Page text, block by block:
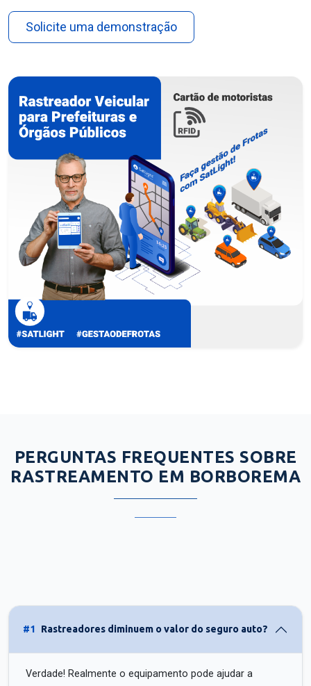
Solicite uma demonstração
PERGUNTAS FREQUENTES SOBRE
RASTREAMENTO EM BORBOREMA
#1 Rastreadores diminuem o valor do seguro auto?
Verdade! Realmente o equipamento pode ajudar a